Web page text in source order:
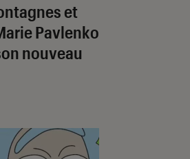
et
Pavlenko
nouveau